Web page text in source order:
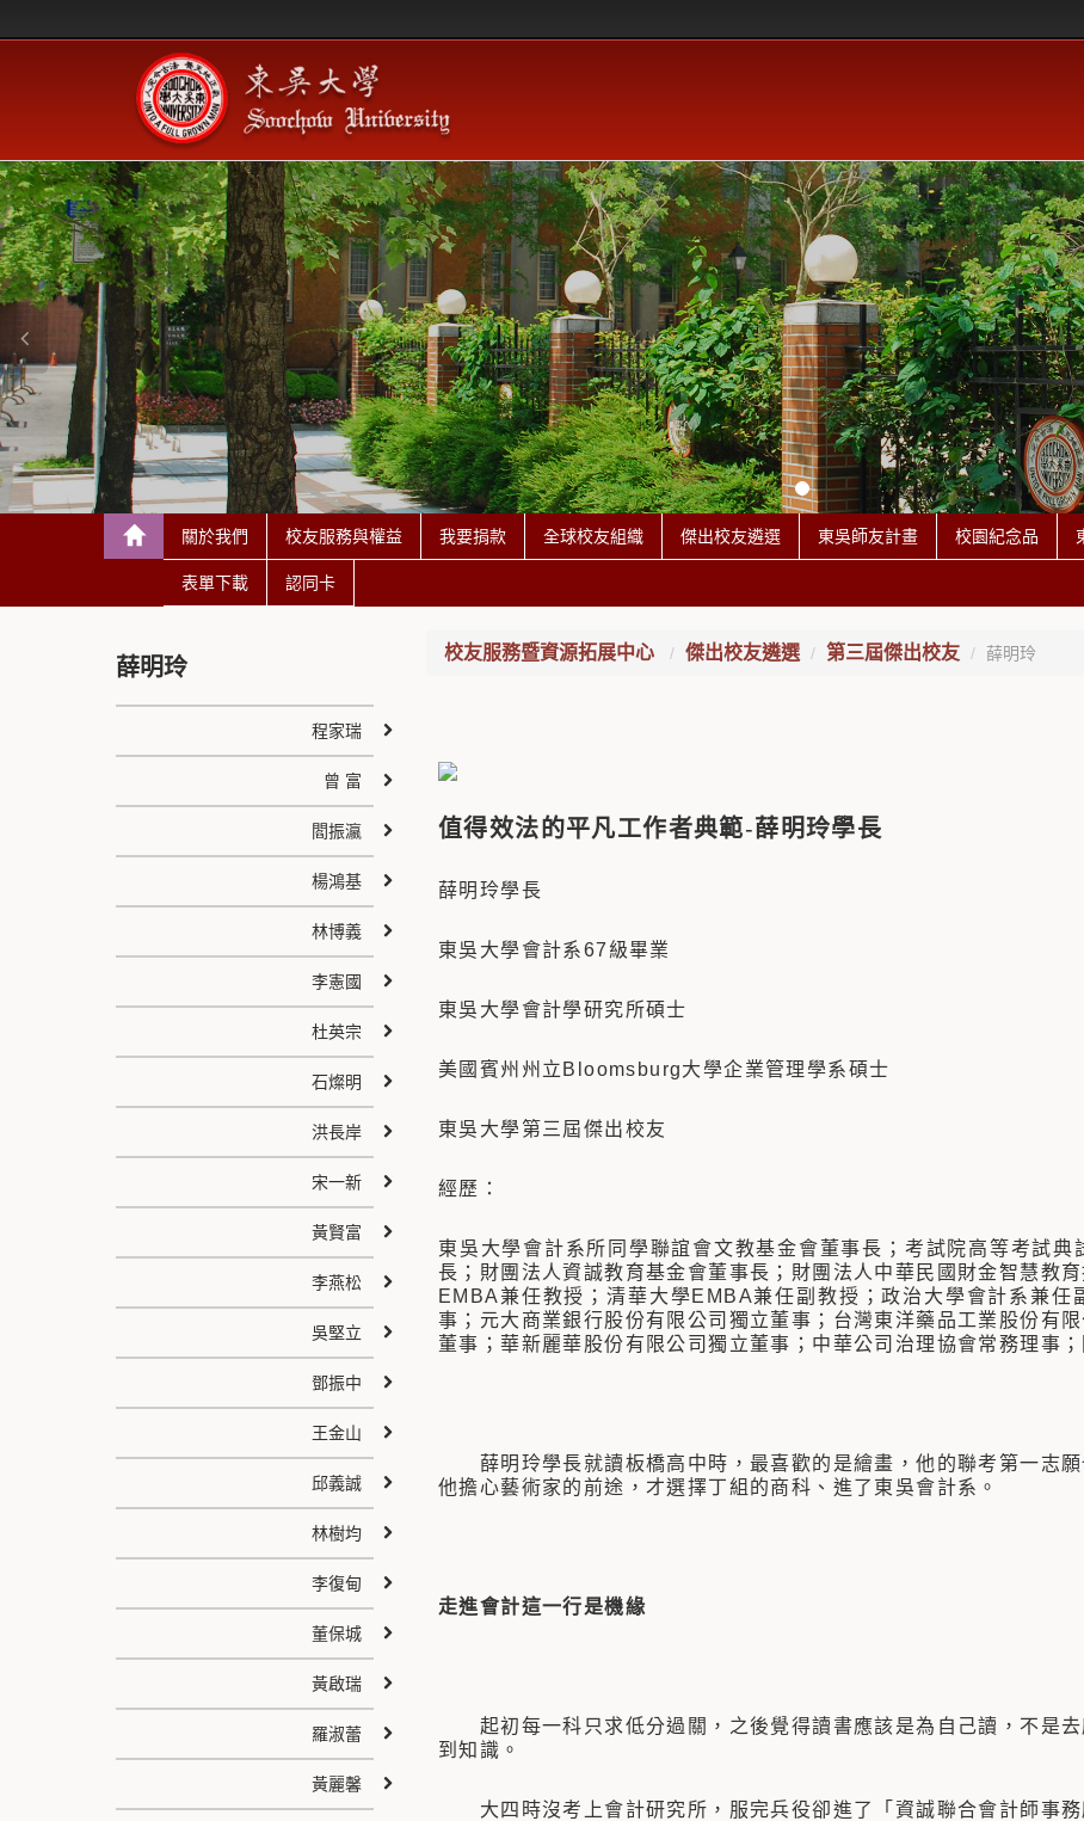
關於我們 校友服務與權益 我要捐款 全球校友組織 傑出校友遴選 東吳師友計畫 校園紀念品
表單下載 認同卡
校友服務暨資源拓展中心 傑出校友遴選 第三屆傑出校友 薛明玲
值得效法的平凡工作者典範-薛明玲學長
薛明玲學長
東吳大學會計系67級畢業
東吳大學會計學研究所碩士
美國賓州州立Bloomsburg大學企業管理學系碩士
東吳大學第三屆傑出校友
經歷：
東吳大學會計系所同學聯誼會文教基金會董事長；考試院高等考試
長；財團法人資誠教育基金會董事長；財團法人中華民國財金智慧教
EMBA兼任教授；清華大學EMBA兼任副教授；政治大學會計系兼任
事；元大商業銀行股份有限公司獨立董事；台灣東洋藥品工業股份有
董事；華新麗華股份有限公司獨立董事；中華公司治理協會常務理事
薛明玲學長就讀板橋高中時，最喜歡的是繪畫，他的聯考第一志願
他擔心藝術家的前途，才選擇丁組的商科、進了東吳會計系。
走進會計這一行是機緣
起初每一科只求低分過關，之後覺得讀書應該是為自己讀，不是去
到知識。
大四時沒考上會計研究所，服完兵役卻進了「資誠聯合會計師事務
薛明玲
程家瑞
曾 富
閻振瀛
楊鴻基
林博義
李憲國
杜英宗
石燦明
洪長岸
宋一新
黃賢富
李燕松
吳堅立
鄧振中
王金山
邱義誠
林樹均
李復甸
董保城
黃啟瑞
羅淑蕾
黃麗馨